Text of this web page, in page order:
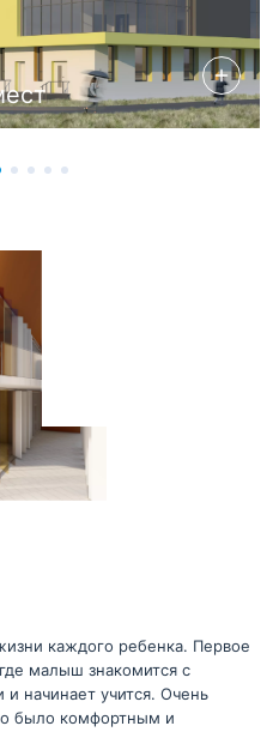
каждого ребенка. Первое
малыш знакомится с
начинает учится. Очень
было комфортным и